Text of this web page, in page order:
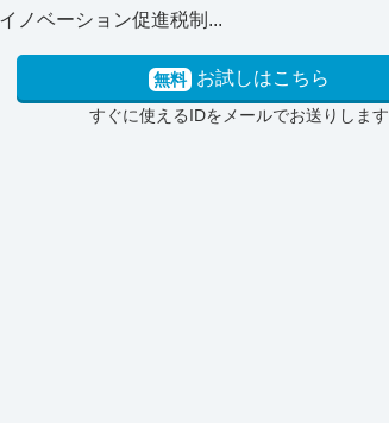
ノベーション促進税制...
無料 お試しはこちら
すぐに使えるIDをメールでお送りします